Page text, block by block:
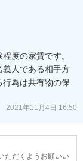
度の家賃です。
義人である相手方
為は共有物の保
2021年11月4日 16:50
ただくようお願いい